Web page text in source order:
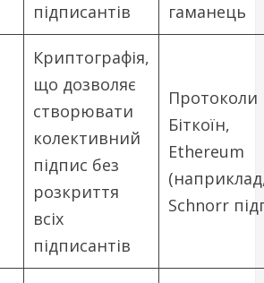
підписантів
гаманець
Криптографія,
що дозволяє
створювати
колективний
підпис без
розкриття
всіх
підписантів
Протоколи
Біткоїн,
Ethereum
Schnorr